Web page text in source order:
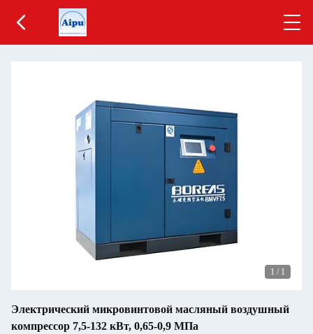
1 / 1
Электрический микровинтовой масляный воздушный
компрессор 7,5-132 кВт, 0,65-0,9 МПа